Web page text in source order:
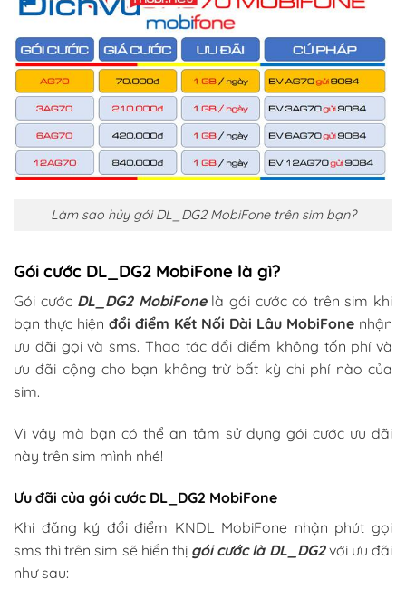
Làm sao hủy gói DL_DG2 MobiFone trên sim bạn?
Gói cước DL_DG2 MobiFone là gì?
Gói cước DL_DG2 MobiFone là gói cước có trên sim khi
bạn thực hiện đổi điểm Kết Nối Dài Lâu MobiFone nhận
ưu đãi gọi và sms. Thao tác đổi điểm không tốn phí và
ưu đãi cộng cho bạn không trừ bất kỳ chi phí nào của
sim.
Vì vậy mà bạn có thể an tâm sử dụng gói cước ưu đãi
này trên sim mình nhé!
Ưu đãi của gói cước DL_DG2 MobiFone
Khi đăng ký đổi điểm KNDL MobiFone nhận phút gọi
sms thì trên sim sẽ hiển thị gói cước là DL_DG2với ưu đãi
như sau: